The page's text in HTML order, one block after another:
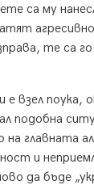
са му
те са
е взел поука,
подобна
на главната
и
да бъде